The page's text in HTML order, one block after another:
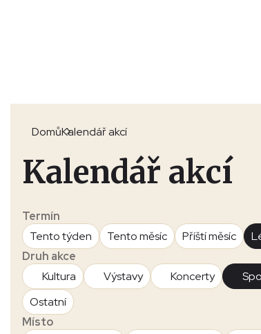
DomůKalendář akcí
Kalendář akcí
Termín
Tento týden
Tento měsíc Příští měsíc
Druh akce
Kultura
Výstavy Koncerty
Ostatní
Místo